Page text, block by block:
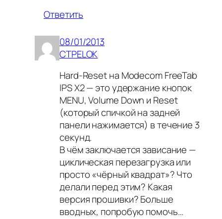
Ответить
08/01/2013
CTPELOK
Hard-Reset на Modecom FreeTab
IPS X2 — это удержание кнопок
MENU, Volume Down и Reset
(который спичкой на задней
панели нажимается) в течение 3
секунд.
В чём заключается зависание —
циклическая перезагрузка или
просто «чёрный квадрат»? Что
делали перед этим? Какая
версия прошивки? Больше
вводных, попробую помочь…